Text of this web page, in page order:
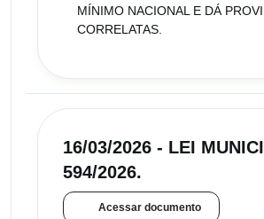
MÍNIMO NACIONAL E DÁ
CORRELATAS.
16/03/2026 - LEI
594/2026.
Acessar documento